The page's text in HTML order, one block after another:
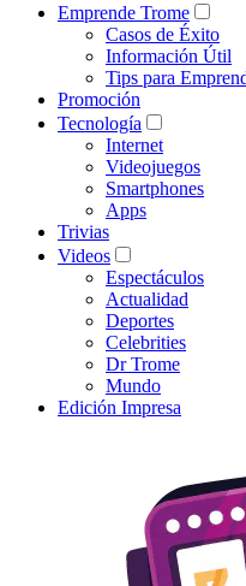
Emprende Trome
Casos de Éxito
Información Útil
Tips para
Promoción
Tecnología
Internet
Videojuegos
Smartphones
Apps
Trivias
Videos
Espectáculos
Actualidad
Deportes
Celebrities
Dr Trome
Mundo
Edición Impresa